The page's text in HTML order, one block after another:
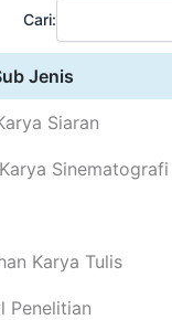
Cari:
Jenis
Siaran
Sinematografi
Karya Tulis
Penelitian